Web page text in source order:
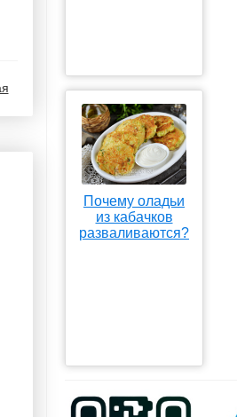
Почему оладьи
из кабачков
разваливаются?